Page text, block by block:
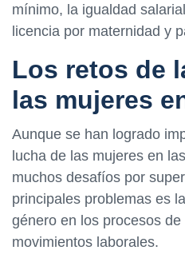
mínimo, la igualdad
licencia por maternidad y
Los retos de
las mujeres
Aunque se han logrado
lucha de las mujeres en
muchos desafíos por
principales problemas es
género en los procesos
movimientos laborales.